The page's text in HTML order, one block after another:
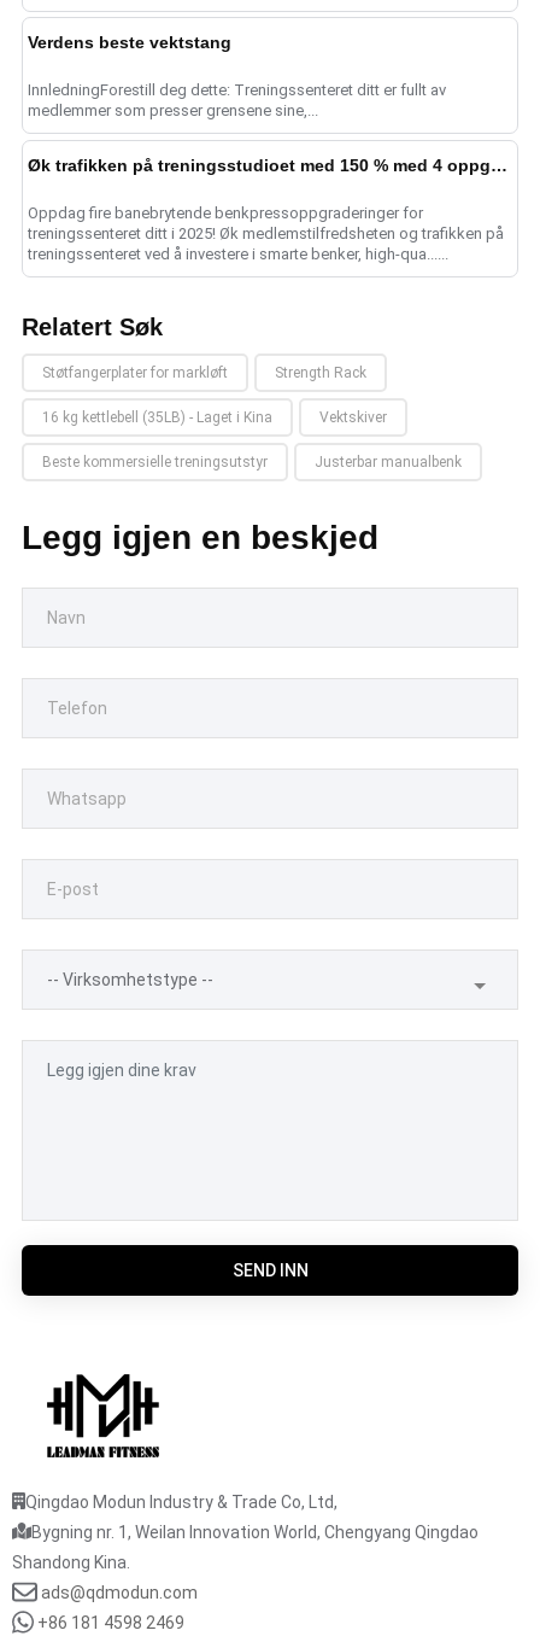
Verdens beste vektstang
InnledningForestill deg dette: Treningssenteret ditt er fullt av
medlemmer som presser grensene sine,...
Øk trafikken på treningsstudioet med 150 % med 4 oppgraderinger av benkpressen
Oppdag fire banebrytende benkpressoppgraderinger for
treningssenteret ditt i 2025! Øk medlemstilfredsheten og trafikken på
treningssenteret ved å investere i smarte benker, high-qua......
Relatert Søk
Støtfangerplater for markløft Strength Rack
16 kg kettlebell (35LB) - Laget i Kina Vektskiver
Beste kommersielle treningsutstyr Justerbar manualbenk
Legg igjen en beskjed
SEND INN
Qingdao Modun Industry & Trade Co, Ltd,
Bygning nr. 1, Weilan Innovation World, Chengyang Qingdao
Shandong Kina.
ads@qdmodun.com
+86 181 4598 2469